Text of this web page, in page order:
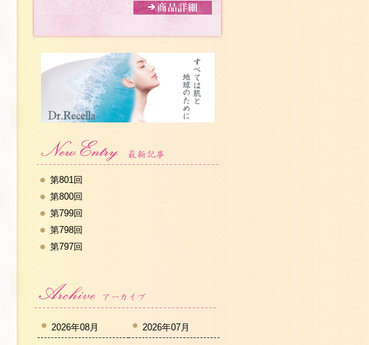
第801回
第800回
第799回
第798回
第797回
2026年08月 2026年07月